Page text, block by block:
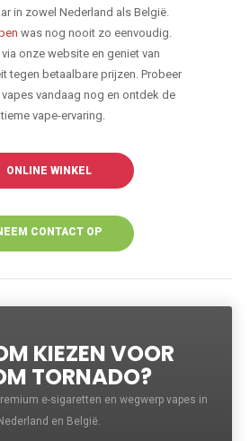
in zowel Nederland als België.
was nog nooit zo eenvoudig.
onze website en geniet van
tegen betaalbare prijzen. Probeer
vandaag nog en ontdek de
vape-ervaring.
ONLINE WINKEL
CONTACT OP
KIEZEN VOOR
TORNADO?
e-sigaretten en wegwerp vapes in
Nederland en België.